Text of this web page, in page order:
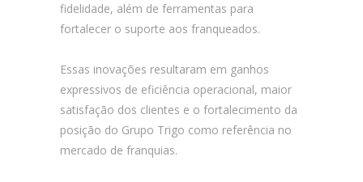
fidelidade, além de ferramentas para
fortalecer o suporte aos franqueados.
Essas inovações resultaram em ganhos
expressivos de eficiência operacional, maior
satisfação dos clientes e o fortalecimento da
posição do Grupo Trigo como referência no
mercado de franquias.